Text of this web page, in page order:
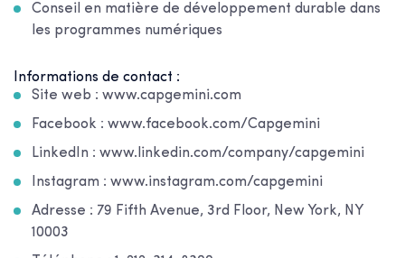
Conseil en matière de développement durable dans
les programmes numériques
Informations de contact :
Site web : www.capgemini.com
Facebook : www.facebook.com/Capgemini
LinkedIn : www.linkedin.com/company/capgemini
Instagram : www.instagram.com/capgemini
Adresse : 79 Fifth Avenue, 3rd Floor, New York, NY
10003